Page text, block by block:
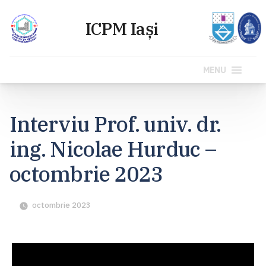
conținut
MENU
Interviu Prof. univ. dr.
ing. Nicolae Hurduc –
octombrie 2023
octombrie 2023